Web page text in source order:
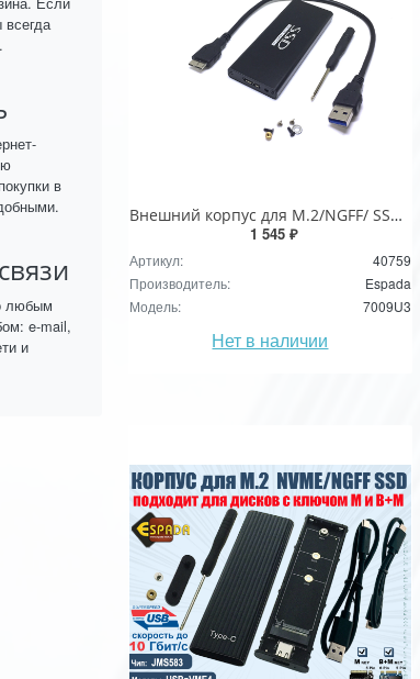
всегда
в
любым
e-mail,
и
Внешний корпуc для M.2/NGFF/ SSD, USB3.0, модель 7009U3, Espada /external case/Enclosure
1 545 ₽
Артикул:
40759
Производитель:
Espada
Модель:
7009U3
Нет в наличии